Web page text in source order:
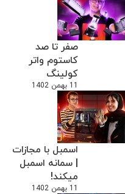
صفر تا صد
کاستوم واتر
کولینگ
11 بهمن 1402
اسمبل با مجازات
| سمانه اسمبل
میکند!
11 بهمن 1402